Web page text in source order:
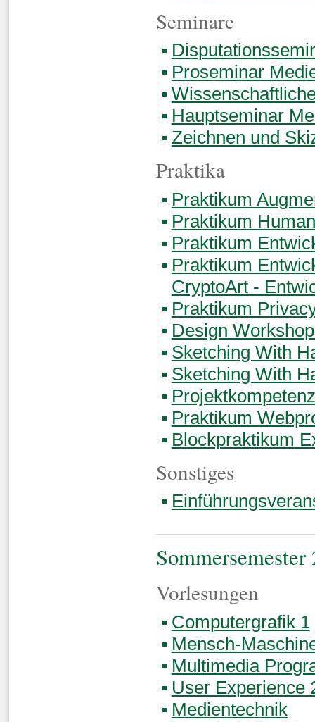
Seminare
Proseminar
Hauptseminar
Zeichnen und
Praktika
Praktikum
Praktikum
Praktikum
Praktikum
CryptoArt -
Praktikum
Design
Sketching With
Sketching With
Praktikum
Blockpraktikum
Sonstiges
Sommersemester
Vorlesungen
Computergrafik 1
Mensch-
Multimedia
User Experience
Medientechnik